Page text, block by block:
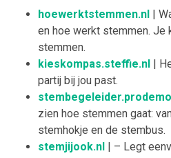
hoewerktstemmen.nl |
en hoe werkt stemmen. Je
stemmen.
kieskompas.steffie.nl |
partij bij jou past.
zien hoe stemmen gaat:
stemhokje en de stembus.
stemjijook.nl | – Legt